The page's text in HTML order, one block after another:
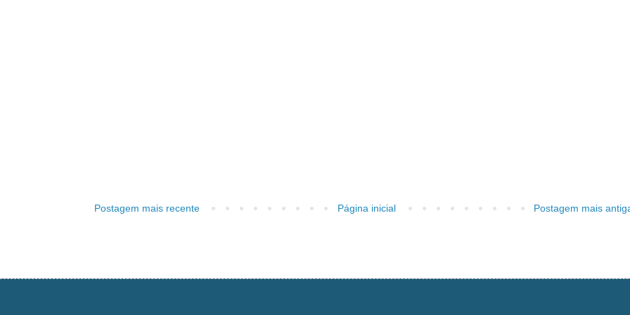
Postagem mais recente Postagem mais
Página inicial